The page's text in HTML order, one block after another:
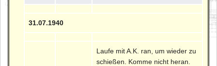
31.07.1940
Laufe mit A.K. ran, um wieder zu
schießen. Komme nicht heran.